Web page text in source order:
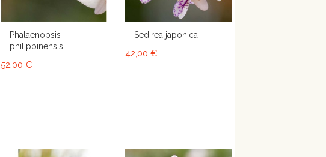
Phalaenopsis
philippinensis
52,00 €
Sedirea japonica
42,00 €